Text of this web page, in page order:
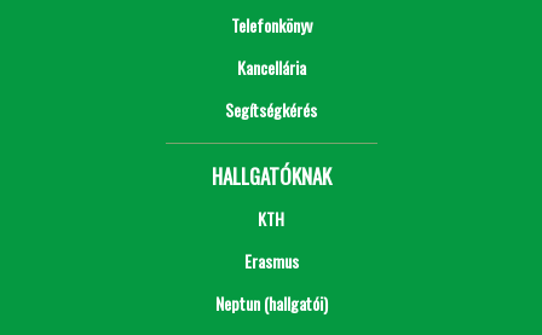
Telefonkönyv
Kancellária
Segítségkérés
HALLGATÓKNAK
KTH
Erasmus
Neptun (hallgatói)